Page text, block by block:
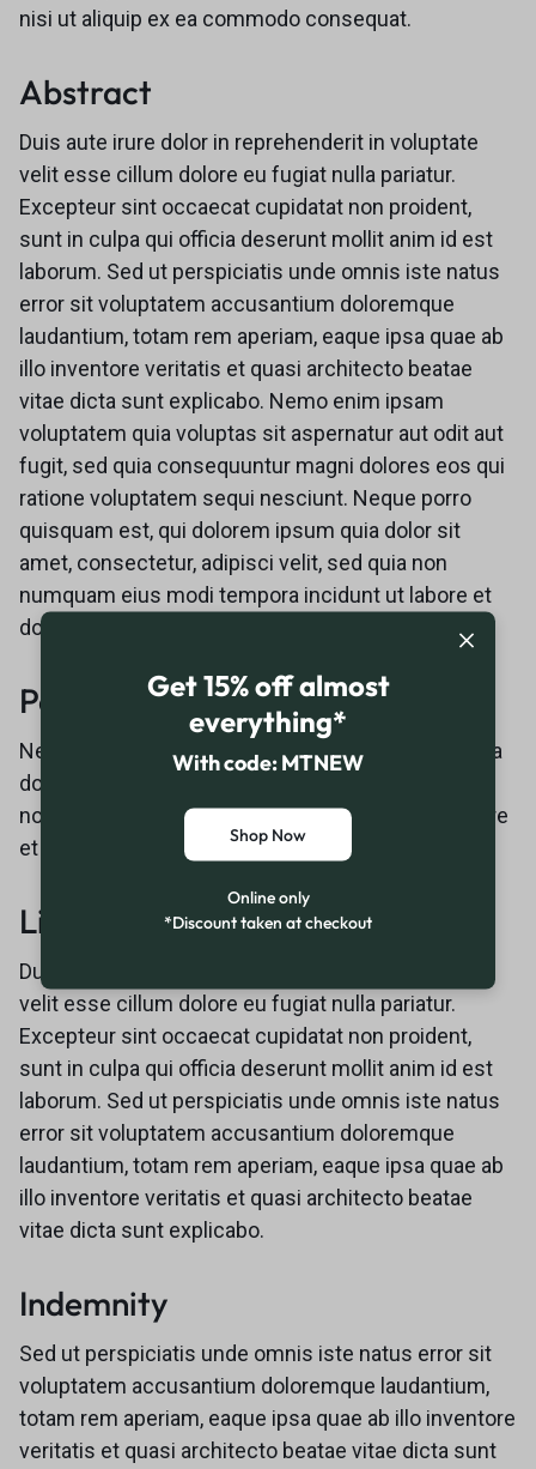
nisi ut aliquip ex ea commodo consequat.
Abstract
Duis aute irure dolor in reprehenderit in voluptate
velit esse cillum dolore eu fugiat nulla pariatur.
Excepteur sint occaecat cupidatat non proident,
sunt in culpa qui officia deserunt mollit anim id est
laborum. Sed ut perspiciatis unde omnis iste natus
error sit voluptatem accusantium doloremque
laudantium, totam rem aperiam, eaque ipsa quae ab
illo inventore veritatis et quasi architecto beatae
vitae dicta sunt explicabo. Nemo enim ipsam
voluptatem quia voluptas sit aspernatur aut odit aut
fugit, sed quia consequuntur magni dolores eos qui
ratione voluptatem sequi nesciunt. Neque porro
quisquam est, qui dolorem ipsum quia dolor sit
amet, consectetur, adipisci velit, sed quia non
numquam eius modi tempora incidunt ut labore et
dolore magnam aliquam quaerat voluptatem.
Personal Information
Neque porro quisquam est, qui dolorem ipsum quia
dolor sit amet, consectetur, adipisci velit, sed quia
non numquam eius modi tempora incidunt ut labore
et dolore magnam aliquam quaerat voluptatem.
Liability
Duis aute irure dolor in reprehenderit in voluptate
velit esse cillum dolore eu fugiat nulla pariatur.
Excepteur sint occaecat cupidatat non proident,
sunt in culpa qui officia deserunt mollit anim id est
laborum. Sed ut perspiciatis unde omnis iste natus
error sit voluptatem accusantium doloremque
laudantium, totam rem aperiam, eaque ipsa quae ab
illo inventore veritatis et quasi architecto beatae
vitae dicta sunt explicabo.
Indemnity
Sed ut perspiciatis unde omnis iste natus error sit
voluptatem accusantium doloremque laudantium,
totam rem aperiam, eaque ipsa quae ab illo inventore
veritatis et quasi architecto beatae vitae dicta sunt
Get 15% off almost
everything*
With code: MTNEW
Shop Now
Online only
*Discount taken at checkout